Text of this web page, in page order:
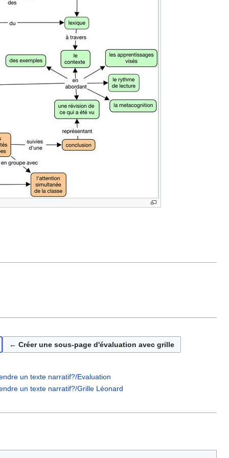
← Créer une sous-page d'évaluation avec grille
un texte narratif?/Evaluation
un texte narratif?/Grille Léonard